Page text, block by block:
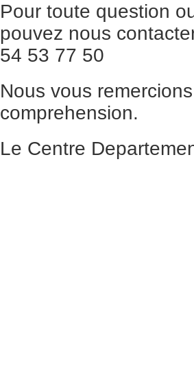
Pour toute question
pouvez nous
54 53 77 50
Nous vous
comprehension.
Le Centre